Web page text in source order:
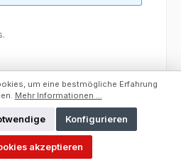
um eine bestmögliche Erfahrung
Mehr Informationen ...
Konfigurieren
akzeptieren